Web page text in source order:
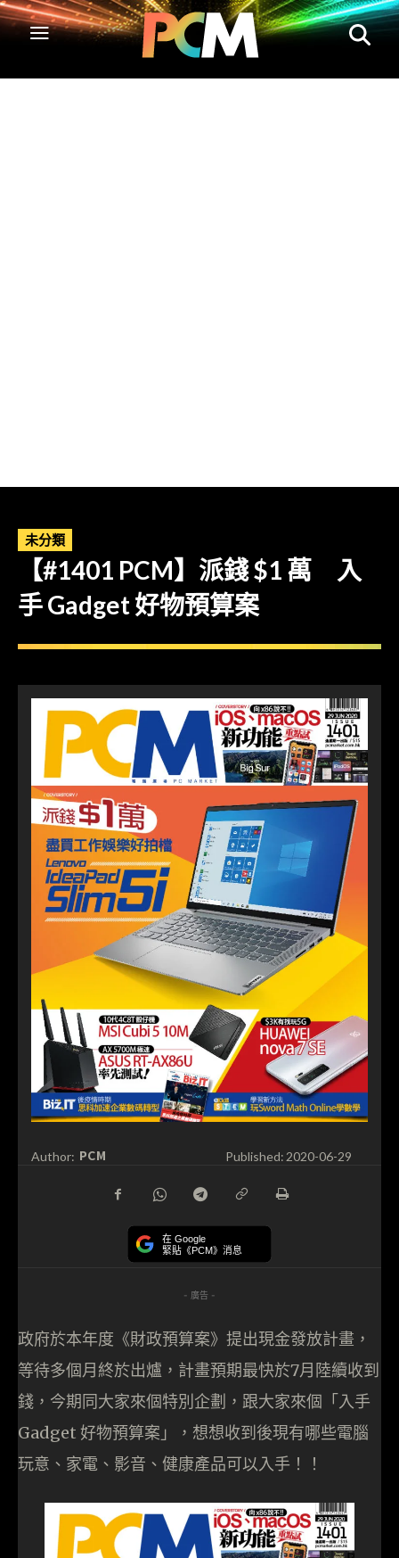
未分類
【#1401 PCM】派錢 $1 萬 入
手 Gadget 好物預算案
Author: PCM Published: 2020-06-29
在 Google
緊貼《PCM》消息
- 廣告 -
政府於本年度《財政預算案》提出現金發放計畫，
等待多個月終於出爐，計畫預期最快於7月陸續收到
錢，今期同大家來個特別企劃，跟大家來個「入手
Gadget 好物預算案」，想想收到後現有哪些電腦
玩意、家電、影音、健康產品可以入手！！